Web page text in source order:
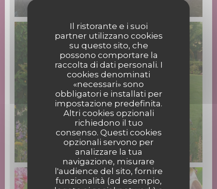
Il ristorante e i suoi
partner utilizzano cookies
su questo sito, che
possono comportare la
raccolta di dati personali. I
cookies denominati
«necessari» sono
obbligatori e installati per
impostazione predefinita.
Altri cookies opzionali
richiedono il tuo
consenso. Questi cookies
opzionali servono per
analizzare la tua
navigazione, misurare
l'audience del sito, fornire
funzionalità (ad esempio,